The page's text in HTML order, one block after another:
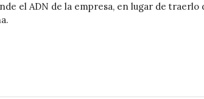
el ADN de la empresa, en lugar de traerlo